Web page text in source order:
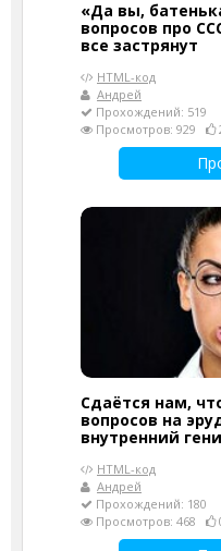
«Да вы,
вопросов про
все застрянут
HTML-код
Андрей
Прохождений: 519
Просмотров: 929
Сдаётся нам,
вопросов на
внутренний
HTML-код
Андрей
Прохождений: 180
Просмотров: 468